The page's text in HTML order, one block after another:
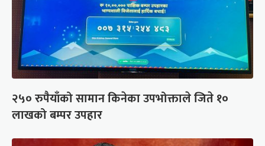
२५० रुपैयाँको सामान किनेका उपभोक्ताले जिते १०
लाखको बम्पर उपहार